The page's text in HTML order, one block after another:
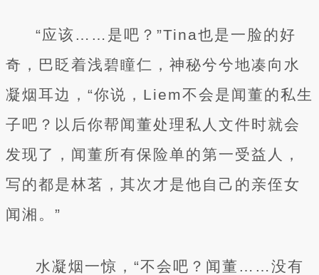
“应该……是吧？”Tina也是一脸的好
奇，巴眨着浅碧瞳仁，神秘兮兮地凑向水
凝烟耳边，“你说，Liem不会是闻董的私生
子吧？以后你帮闻董处理私人文件时就会
发现了，闻董所有保险单的第一受益人，
写的都是林茗，其次才是他自己的亲侄女
闻湘。”
水凝烟一惊，“不会吧？闻董……没有